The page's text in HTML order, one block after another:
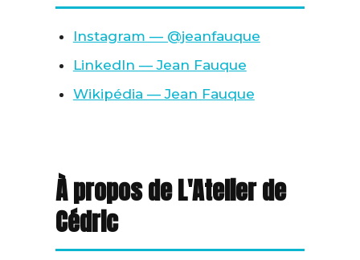
Instagram — @jeanfauque
LinkedIn — Jean Fauque
Wikipédia — Jean Fauque
À propos de L'Atelier de
Cédric